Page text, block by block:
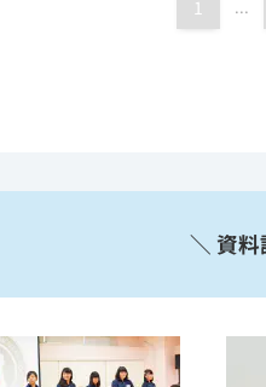
1 ...
＼ 資